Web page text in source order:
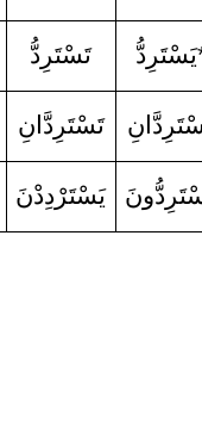
تَسْتَرِدُّ يَسْتَرِدُّ
تَسْتَرِدَّانِ
يَسْتَرْدِدْنَ